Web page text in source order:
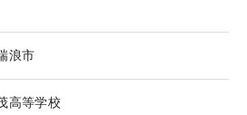
浪市
高等学校